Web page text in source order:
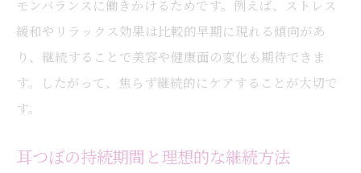
モンバランスに働きかけるためです。例えば、ストレス
緩和やリラックス効果は比較的早期に現れる傾向があ
り、継続することで美容や健康面の変化も期待できま
す。したがって、焦らず継続的にケアすることが大切で
す。
耳つぼの持続期間と理想的な継続方法